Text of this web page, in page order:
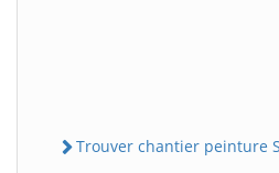
Trouver chantier peinture